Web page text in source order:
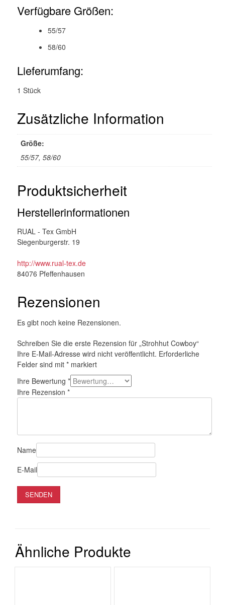
Verfügbare Größen:
55/57
58/60
Lieferumfang:
1 Stück
Zusätzliche Information
Größe:
55/57, 58/60
Produktsicherheit
Herstellerinformationen
RUAL - Tex GmbH
Siegenburgerstr. 19
http://www.rual-tex.de
84076 Pfeffenhausen
Rezensionen
Es gibt noch keine Rezensionen.
Schreiben Sie die erste Rezension für „Strohhut Cowboy“
Ihre E-Mail-Adresse wird nicht veröffentlicht. Erforderliche
Felder sind mit *markiert
Ihre Bewertung *
Ihre Rezension *
Name
E-Mail
Ähnliche Produkte